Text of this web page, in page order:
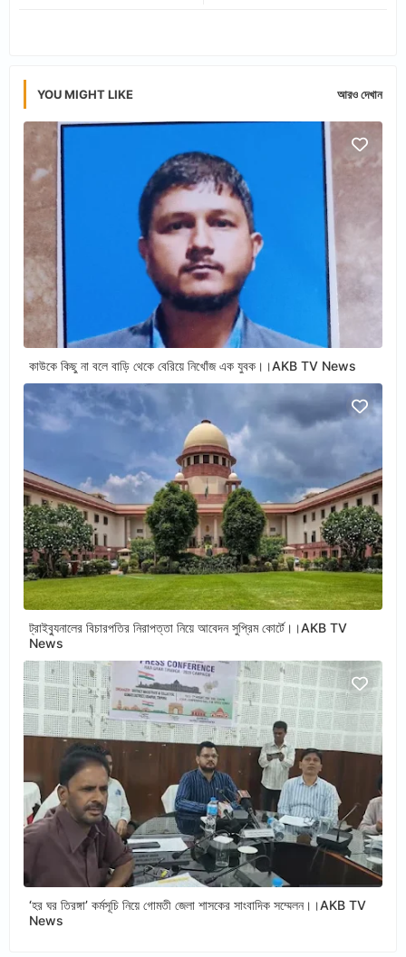
YOU MIGHT LIKE আরও দেখান
কাউকে কিছু না বলে বাড়ি থেকে বেরিয়ে নিখোঁজ এক যুবক।।AKB TV News
ট্রাইব্যুনালের বিচারপতির নিরাপত্তা নিয়ে আবেদন সুপ্রিম কোর্টে।।AKB TV
News
‘হর ঘর তিরঙ্গা’ কর্মসূচি নিয়ে গোমতী জেলা শাসকের সাংবাদিক সম্মেলন।।AKB TV
News